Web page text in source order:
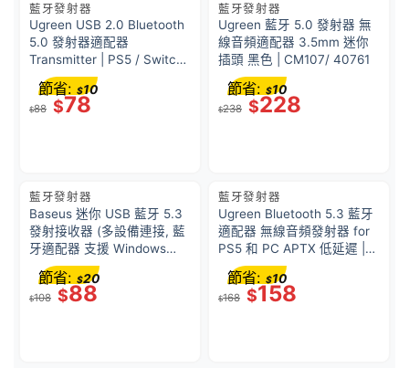
藍牙發射器
Ugreen USB 2.0 Bluetooth
5.0 發射器適配器
Transmitter | PS5 / Switch |
CM408/ 10928
$88 $78
節省: $10
藍牙發射器
Ugreen 藍牙 5.0 發射器 無
線音頻適配器 3.5mm 迷你
插頭 黑色 | CM107/ 40761
$238 $228
節省: $10
藍牙發射器
Baseus 迷你 USB 藍牙 5.3
發射接收器 (多設備連接, 藍
牙適配器 支援 Windows
10/8.1/8/7/XP/Vista) BA07
$108 $88
節省: $20
藍牙發射器
Ugreen Bluetooth 5.3 藍牙
適配器 無線音頻發射器 for
PS5 和 PC APTX 低延遲 |
BT501/45008
$168 $158
節省: $10